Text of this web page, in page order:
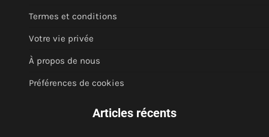
Termes et conditions
Votre vie privée
À propos de nous
Préférences de cookies
Articles récents